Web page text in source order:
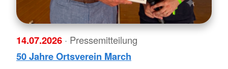
14.07.2026 · Pressemitteilung
50 Jahre Ortsverein March